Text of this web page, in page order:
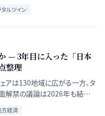
タルツイン
— 3年目に入った「日本
整理
アは130地域に広がる一方、タ
解禁の議論は2026年も結論
答申文言の変化、自動運転と
方経済